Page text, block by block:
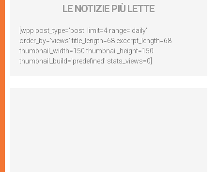
LE NOTIZIE PIÙ LETTE
[wpp post_type='post' limit=4 range='daily'
order_by='views' title_length=68 excerpt_length=68
thumbnail_width=150 thumbnail_height=150
thumbnail_build='predefined' stats_views=0]